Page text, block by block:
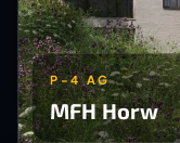
P-4 AG
MFH Horw